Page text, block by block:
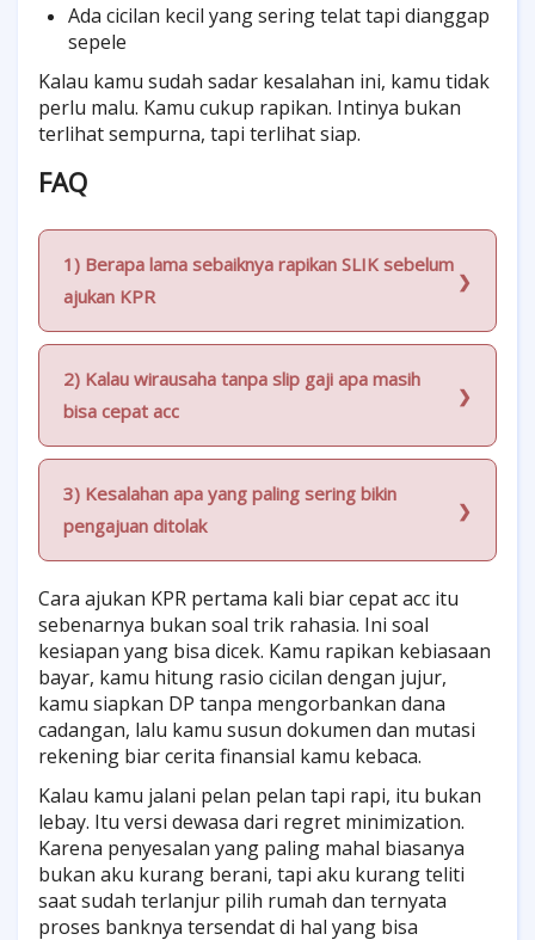
Ada cicilan kecil yang sering telat tapi dianggap
sepele
Kalau kamu sudah sadar kesalahan ini, kamu tidak
perlu malu. Kamu cukup rapikan. Intinya bukan
terlihat sempurna, tapi terlihat siap.
FAQ
1) Berapa lama sebaiknya rapikan SLIK sebelum
ajukan KPR
2) Kalau wirausaha tanpa slip gaji apa masih
bisa cepat acc
3) Kesalahan apa yang paling sering bikin
pengajuan ditolak
Cara ajukan KPR pertama kali biar cepat acc itu
sebenarnya bukan soal trik rahasia. Ini soal
kesiapan yang bisa dicek. Kamu rapikan kebiasaan
bayar, kamu hitung rasio cicilan dengan jujur,
kamu siapkan DP tanpa mengorbankan dana
cadangan, lalu kamu susun dokumen dan mutasi
rekening biar cerita finansial kamu kebaca.
Kalau kamu jalani pelan pelan tapi rapi, itu bukan
lebay. Itu versi dewasa dari regret minimization.
Karena penyesalan yang paling mahal biasanya
bukan aku kurang berani, tapi aku kurang teliti
saat sudah terlanjur pilih rumah dan ternyata
proses banknya tersendat di hal yang bisa